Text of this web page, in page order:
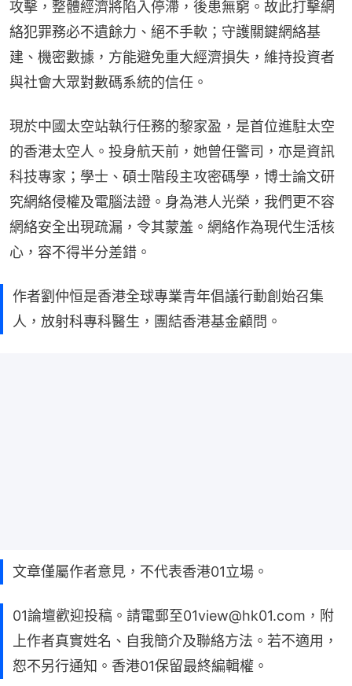
攻擊，整體經濟將陷入停滯，後患無窮。故此打擊網
絡犯罪務必不遺餘力、絕不手軟；守護關鍵網絡基
建、機密數據，方能避免重大經濟損失，維持投資者
與社會大眾對數碼系統的信任。
現於中國太空站執行任務的黎家盈，是首位進駐太空
的香港太空人。投身航天前，她曾任警司，亦是資訊
科技專家；學士、碩士階段主攻密碼學，博士論文研
究網絡侵權及電腦法證。身為港人光榮，我們更不容
網絡安全出現疏漏，令其蒙羞。網絡作為現代生活核
心，容不得半分差錯。
作者劉仲恒是香港全球專業青年倡議行動創始召集
人，放射科專科醫生，團結香港基金顧問。
文章僅屬作者意見，不代表香港01立場。
01論壇歡迎投稿。請電郵至01view@hk01.com，附
上作者真實姓名、自我簡介及聯絡方法。若不適用，
恕不另行通知。香港01保留最終編輯權。